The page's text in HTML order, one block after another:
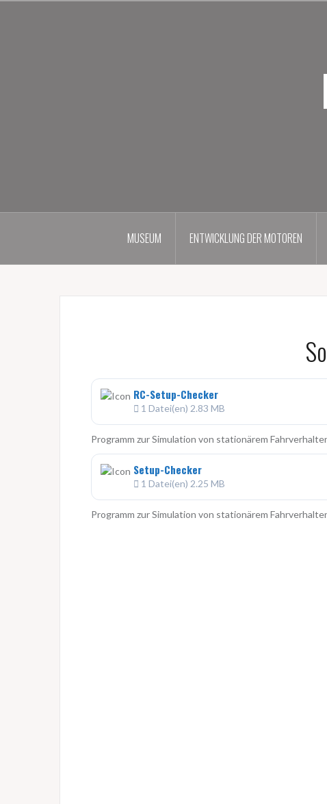
MUSEUM ENTWICKLUNG DER MOTOREN
RC-Setup-Checker
1 Datei(en) 2.83 MB
Programm zur Simulation von stationärem
Setup-Checker
1 Datei(en) 2.25 MB
Programm zur Simulation von stationärem